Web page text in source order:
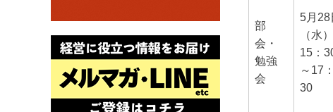
部
会・
勉強
会
5月28
（水）
15：
～17：
30